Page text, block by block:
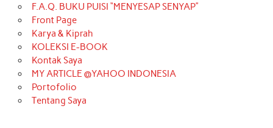
F.A.Q. BUKU PUISI “MENYESAP SENYAP”
Front Page
Karya & Kiprah
KOLEKSI E-BOOK
Kontak Saya
MY ARTICLE @YAHOO INDONESIA
Portofolio
Tentang Saya